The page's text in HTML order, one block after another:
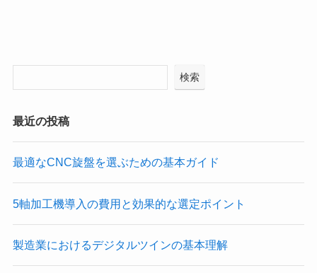
検索
最近の投稿
最適なCNC旋盤を選ぶための基本ガイド
5軸加工機導入の費用と効果的な選定ポイント
製造業におけるデジタルツインの基本理解